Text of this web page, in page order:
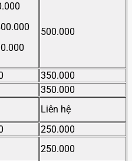
500.000
350.000
350.000
Liên hệ
250.000
250.000